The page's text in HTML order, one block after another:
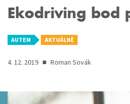
Ekodriving bod
AUTEM AKTUÁLNĚ
4. 12. 2019 ■ Roman Sovák